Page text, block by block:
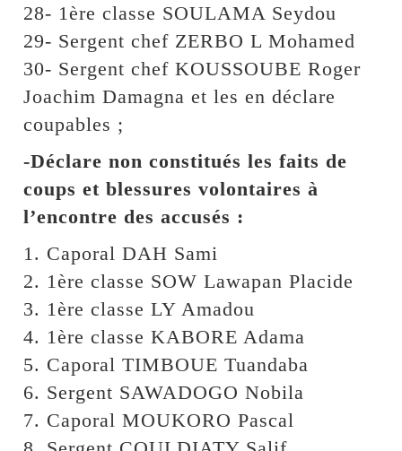
28- 1ère classe SOULAMA Seydou
29- Sergent chef ZERBO L Mohamed
30- Sergent chef KOUSSOUBE Roger
Joachim Damagna et les en déclare
coupables ;
-Déclare non constitués les faits de
coups et blessures volontaires à
l’encontre des accusés :
1. Caporal DAH Sami
2. 1ère classe SOW Lawapan Placide
3. 1ère classe LY Amadou
4. 1ère classe KABORE Adama
5. Caporal TIMBOUE Tuandaba
6. Sergent SAWADOGO Nobila
7. Caporal MOUKORO Pascal